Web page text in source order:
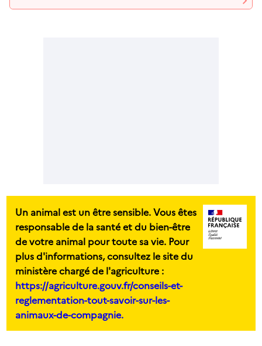
Un animal est un être sensible. Vous êtes
responsable de la santé et du bien-être
de votre animal pour toute sa vie. Pour
plus d'informations, consultez le site du
ministère chargé de l'agriculture :
https://agriculture.gouv.fr/conseils-et-
reglementation-tout-savoir-sur-les-
animaux-de-compagnie.